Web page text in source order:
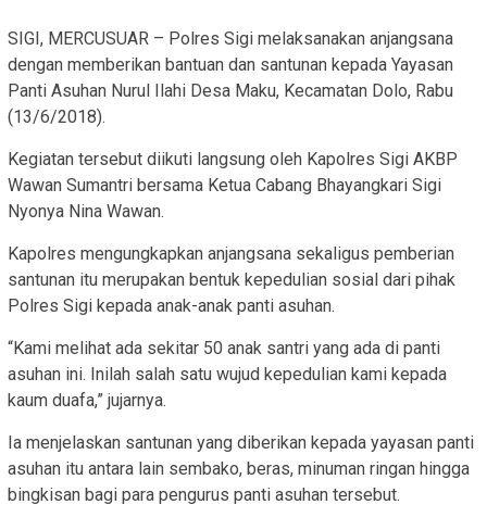
SIGI, MERCUSUAR – Polres Sigi melaksanakan anjangsana
dengan memberikan bantuan dan santunan kepada Yayasan
Panti Asuhan Nurul Ilahi Desa Maku, Kecamatan Dolo, Rabu
(13/6/2018).
Kegiatan tersebut diikuti langsung oleh Kapolres Sigi AKBP
Wawan Sumantri bersama Ketua Cabang Bhayangkari Sigi
Nyonya Nina Wawan.
Kapolres mengungkapkan anjangsana sekaligus pemberian
santunan itu merupakan bentuk kepedulian sosial dari pihak
Polres Sigi kepada anak-anak panti asuhan.
“Kami melihat ada sekitar 50 anak santri yang ada di panti
asuhan ini. Inilah salah satu wujud kepedulian kami kepada
kaum duafa,” jujarnya.
Ia menjelaskan santunan yang diberikan kepada yayasan panti
asuhan itu antara lain sembako, beras, minuman ringan hingga
bingkisan bagi para pengurus panti asuhan tersebut.